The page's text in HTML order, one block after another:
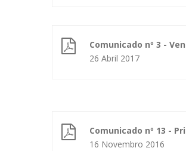
Comunicado nº 3 -
26 Abril 2017
Comunicado nº 13 -
16 Novembro 2016